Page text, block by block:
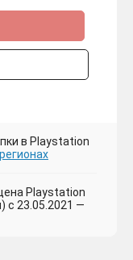
в Playstation
Playstation
с 23.05.2021 —